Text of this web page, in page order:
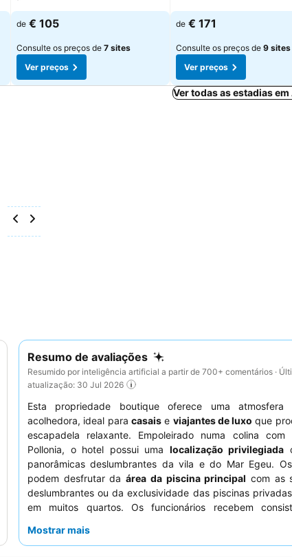
de € 105
Consulte os preços de 7 sites
Ver preços
de € 171
Consulte os preços de 9 sites
Ver preços
Ver todas as estadias
Resumo de avaliações
Resumido por inteligência artificial a partir de 700+ comentários ·
atualização: 30 Jul 2026
Esta propriedade boutique oferece uma atmosfera
acolhedora, ideal para casaise viajantes de luxo que
escapadela relaxante. Empoleirado numa colina com
Pollonia, o hotel possui uma localização privilegiada
panorâmicas deslumbrantes da vila e do Mar Egeu.
podem desfrutar daárea da piscina principal com as
deslumbrantes ou da exclusividade das piscinas
em muitos quartos. Os funcionários recebem
destaque particular, com produtos frescos e locais e
Mostrar mais